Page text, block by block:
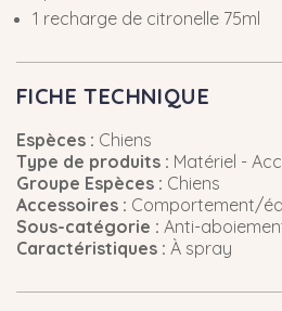
1 recharge de citronelle 75ml
FICHE TECHNIQUE
Espèces : Chiens
Type de produits : Matériel -
Groupe Espèces : Chiens
Accessoires : Comportement/
Sous-catégorie : Anti-
Caractéristiques : À spray